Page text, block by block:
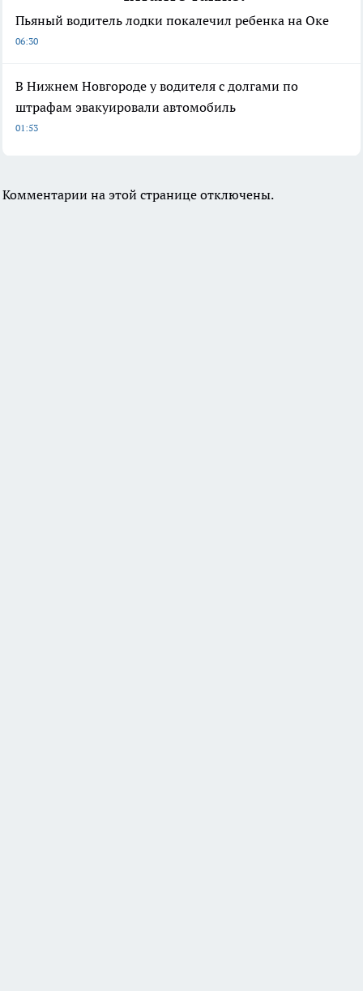
Пьяный водитель лодки покалечил ребенка на Оке
06:30
В Нижнем Новгороде у водителя с долгами по
штрафам эвакуировали автомобиль
01:53
Комментарии на этой странице отключены.